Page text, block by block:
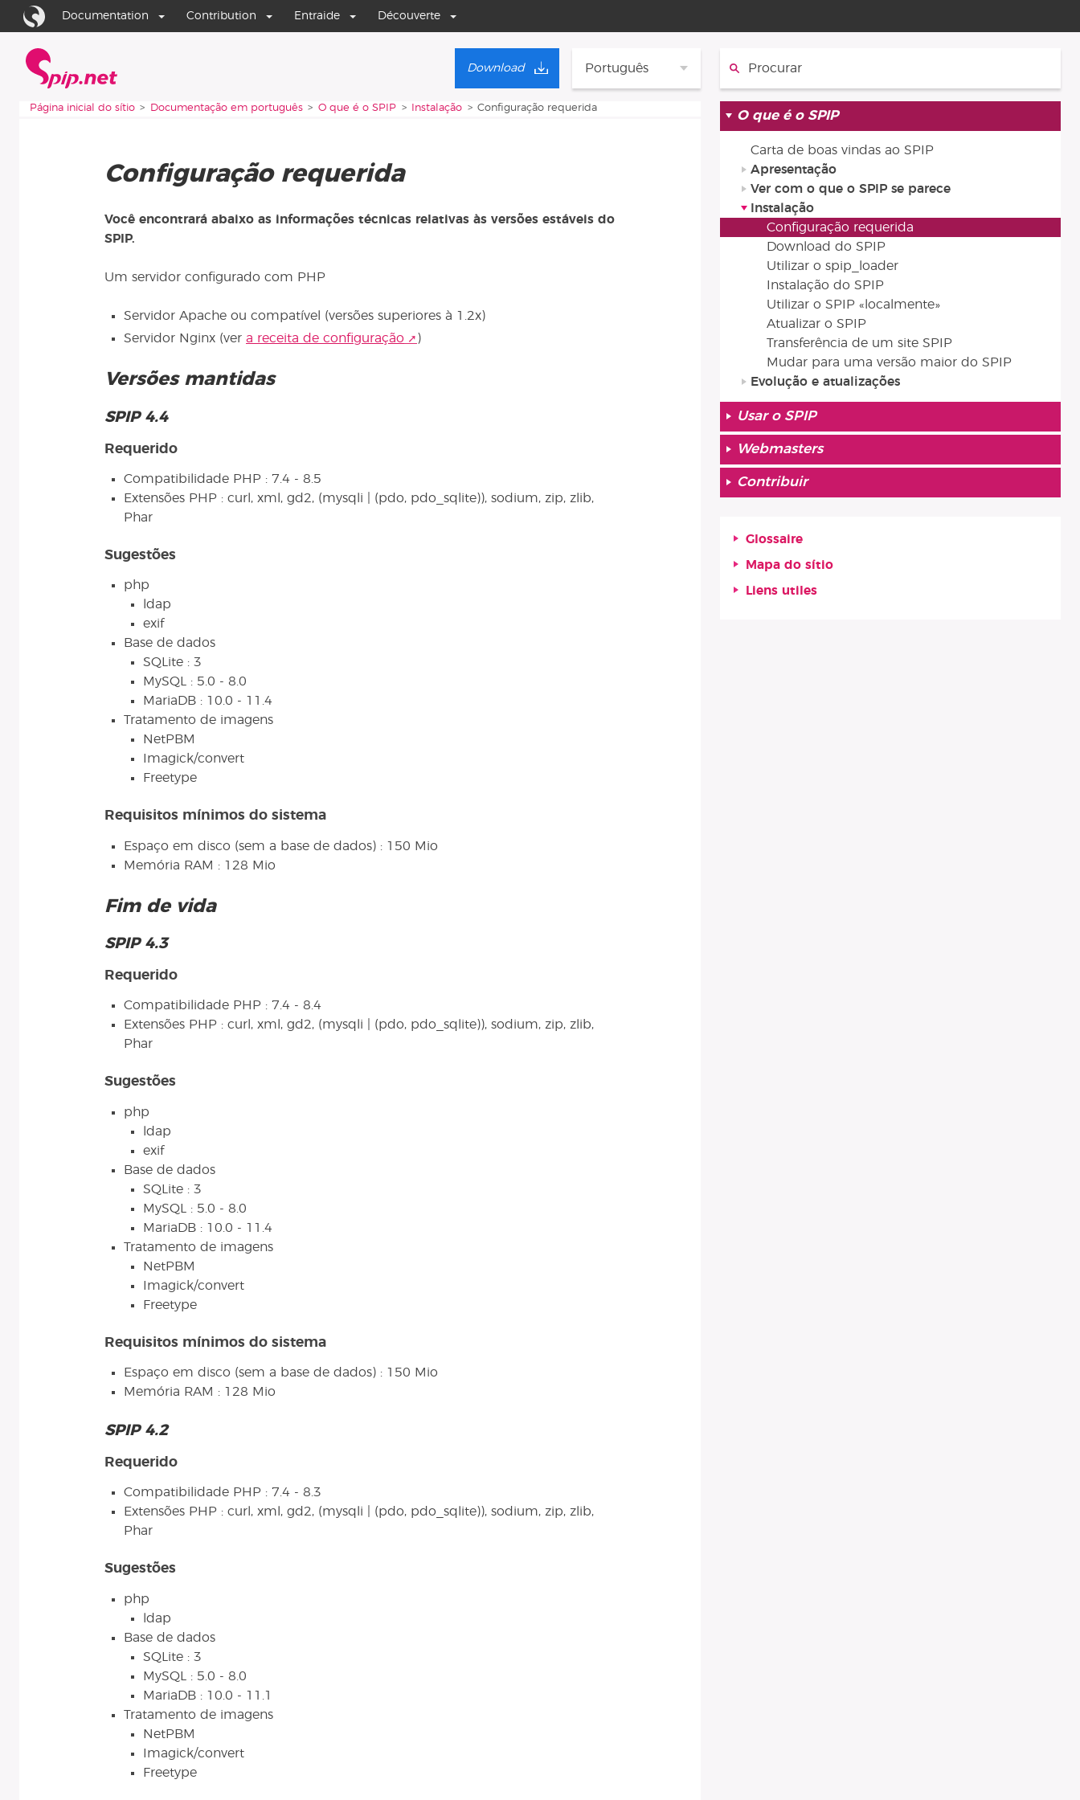
Aller au contenu
Aller à la navigation
Documentation Contribution Entraide Découverte
Português
Download
Vous êtes ici :
Página inicial do sítio Documentação em português O que é o SPIP Instalação Configuração requerida
Configuração requerida
Você encontrará abaixo as informações técnicas relativas às versões estáveis do
SPIP.
Um servidor configurado com PHP
Servidor Apache ou compatível (versões superiores à 1.2x)
Servidor Nginx (ver a receita de configuração )
Versões mantidas
SPIP 4.4
Requerido
Compatibilidade PHP : 7.4 - 8.5
Extensões PHP : curl, xml, gd2, (mysqli | (pdo, pdo_sqlite)), sodium, zip, zlib,
Phar
Sugestões
php
ldap
exif
Base de dados
SQLite : 3
MySQL : 5.0 - 8.0
MariaDB : 10.0 - 11.4
Tratamento de imagens
NetPBM
Imagick/convert
Freetype
Requisitos mínimos do sistema
Espaço em disco (sem a base de dados) : 150 Mio
Memória RAM : 128 Mio
Fim de vida
SPIP 4.3
Requerido
Compatibilidade PHP : 7.4 - 8.4
Extensões PHP : curl, xml, gd2, (mysqli | (pdo, pdo_sqlite)), sodium, zip, zlib,
Phar
Sugestões
php
ldap
exif
Base de dados
SQLite : 3
MySQL : 5.0 - 8.0
MariaDB : 10.0 - 11.4
Tratamento de imagens
NetPBM
Imagick/convert
Freetype
Requisitos mínimos do sistema
Espaço em disco (sem a base de dados) : 150 Mio
Memória RAM : 128 Mio
SPIP 4.2
Requerido
Compatibilidade PHP : 7.4 - 8.3
Extensões PHP : curl, xml, gd2, (mysqli | (pdo, pdo_sqlite)), sodium, zip, zlib,
Phar
Sugestões
php
ldap
Base de dados
SQLite : 3
MySQL : 5.0 - 8.0
MariaDB : 10.0 - 11.1
Tratamento de imagens
NetPBM
Imagick/convert
Freetype
O que é o SPIP
Carta de boas vindas ao SPIP
Apresentação
Ver com o que o SPIP se parece
Instalação
Configuração requerida
Download do SPIP
Utilizar o spip_loader
Instalação do SPIP
Utilizar o SPIP «localmente»
Atualizar o SPIP
Transferência de um site SPIP
Mudar para uma versão maior do SPIP
Evolução e atualizações
Usar o SPIP
Webmasters
Contribuir
Glossaire
Mapa do sítio
Liens utiles